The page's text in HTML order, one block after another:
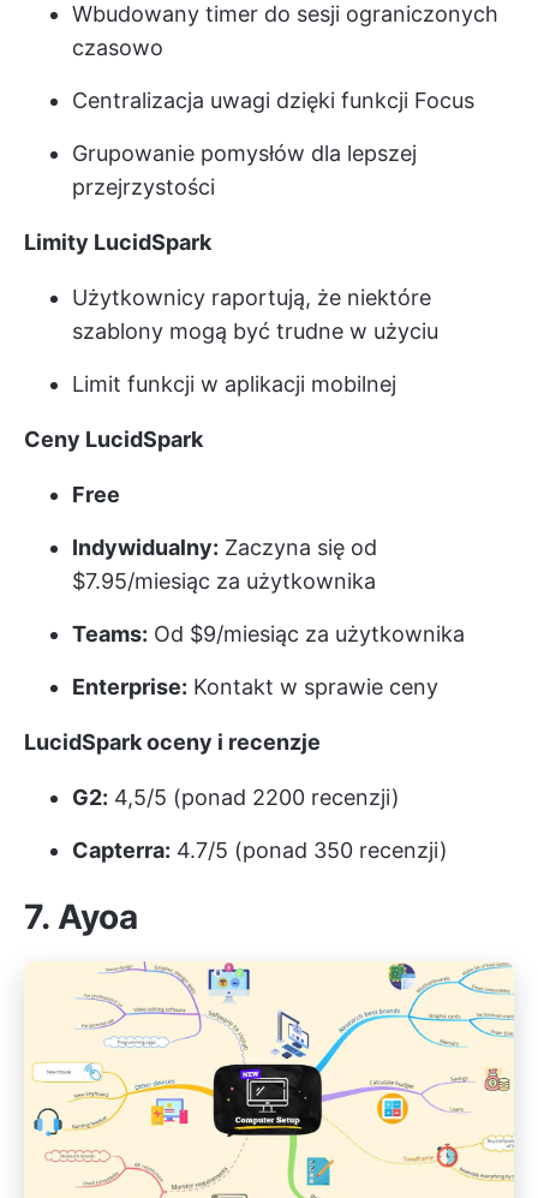
Wbudowany timer do sesji ograniczonych
czasowo
Centralizacja uwagi dzięki funkcji Focus
Grupowanie pomysłów dla lepszej
przejrzystości
Limity LucidSpark
Użytkownicy raportują, że niektóre
szablony mogą być trudne w użyciu
Limit funkcji w aplikacji mobilnej
Ceny LucidSpark
Free
Indywidualny: Zaczyna się od
$7.95/miesiąc za użytkownika
Teams: Od $9/miesiąc za użytkownika
Enterprise: Kontakt w sprawie ceny
LucidSpark oceny i recenzje
G2: 4,5/5 (ponad 2200 recenzji)
Capterra: 4.7/5 (ponad 350 recenzji)
7. Ayoa